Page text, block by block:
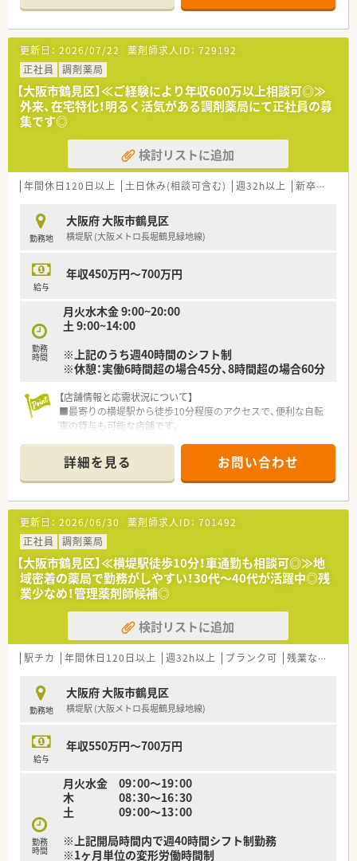
ても、社長が自らヘルプに入るなど柔軟に対応いただけるため、
子育て世代も安心です。
症例に触れながら病院薬剤師としての専門性を磨ける環境で
す。
【法人特徴について】
■2023年に5つの法人が合併して誕生した組織であり、全国にネ
ットワークを持つ日本生協連に加盟している安定法人が母体で
す。
■2つの病院をはじめとして多数の診療所や介護施設を運営し、
組合員数は全国でも有数の規模を誇る地域医療の重要拠点で
す。
■生活協同組合法に基づいた非営利の団体として、営利を目的と
せず地域の皆様が安心して暮らせる医療と介護の提供を目指し
ます。
【勤務実態について】
■休日は4週8休制を採用しており、年間特別休暇が13日も付与
されるためプライベートの時間をしっかりと確保できる環境で
■有給休暇は入職半年後に10日付与され最高で20日まで増える
ほか、リフレッシュ休暇や介護休暇などの休暇制度も万全です。
り、ライフステージが変化しても働き続けられる体制が整ってい
ます。
【想定される業務内容】
■入院患者様への調剤業務や監査を中心として、お薬の正しい飲
します。
■医師や看護師など他職種と連携するチーム医療に参画し、薬剤
の専門家として処方提案や副作用確認などの重要な役割を担い
ます。
■病院に併設された訪問看護や介護事業所と連携を図り、退院後
の在宅医療を見据えた切れ目ない薬学的管理を実践していただ
きます。
更新日： 2026/07/22 薬剤師求人ID： 729192
正社員
調剤薬局
【大阪市鶴見区】≪ご経験により年収600万以上相談可◎≫
外来、在宅特化！明るく活気がある調剤薬局にて正社員の募
集です◎
検討リストに追加
年間休日120日以上 土日休み(相談可含む) 週32h以上 新卒可
勤務地
大阪府 大阪市鶴見区
横堤駅 (大阪メトロ長堀鶴見緑地線)
給与
年収450万円～700万円
勤務
時間
月火水木金 9:00~20:00
土 9:00~14:00
※上記のうち週40時間のシフト制
※休憩：実働6時間超の場合45分、8時間超の場合60分
【店舗情報と応需状況について】
■最寄りの横堤駅から徒歩10分程度のアクセスで、便利な自転
車の貸与も可能な店舗です。
ており落ち着いた環境です。
■店舗にはクリーンベンチを導入しており、専門的な調剤業務に
も対応できる設備環境です。
【法人特徴について】
■社長は男性薬剤師であり、現場に入ってスタッフの意見に耳を
傾ける風通しの良い社風です。
■急なお休みにも社長が柔軟に対応してくださるなど、アットホ
ームで働きやすい環境です。
■ドクターからの強い要望で開局した経緯があり、周辺の医療機
関との関係も非常に良好です。
【想定される業務内容】
■処方箋に基づく調剤や監査および服薬指導といった、薬局内で
の基本的な業務を担当します。
安全な調剤業務が可能です。
■ご本人の希望に応じて施設や個人宅への在宅業務に携わるこ
とも可能なやりがいのある仕事です。
詳細を見る お問い合わせ
更新日： 2026/06/30 薬剤師求人ID： 701492
正社員
調剤薬局
【大阪市鶴見区】≪横堤駅徒歩10分！車通勤も相談可◎≫地
域密着の薬局で勤務がしやすい！30代～40代が活躍中◎残
業少なめ！管理薬剤師候補◎
検討リストに追加
駅チカ 年間休日120日以上 週32h以上 ブランク可 残業なし(ほぼなし含む)
勤務地
大阪府 大阪市鶴見区
横堤駅 (大阪メトロ長堀鶴見緑地線)
給与
年収550万円～700万円
勤務
時間
月火水金 09：00～19：00
木 08：30～16：30
土 09：00～13：00
※上記開局時間内で週40時間シフト制勤務
※1ヶ月単位の変形労働時間制